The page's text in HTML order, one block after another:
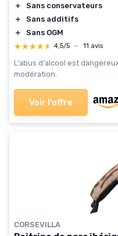
＋
Sans conservateurs
＋
Sans additifs
＋
Sans OGM
★★★★★
★★★★★ 4,5/5 — 11 avis
L'abus d'alcool est
modération.
Voir l'offre
CORSEVILLA